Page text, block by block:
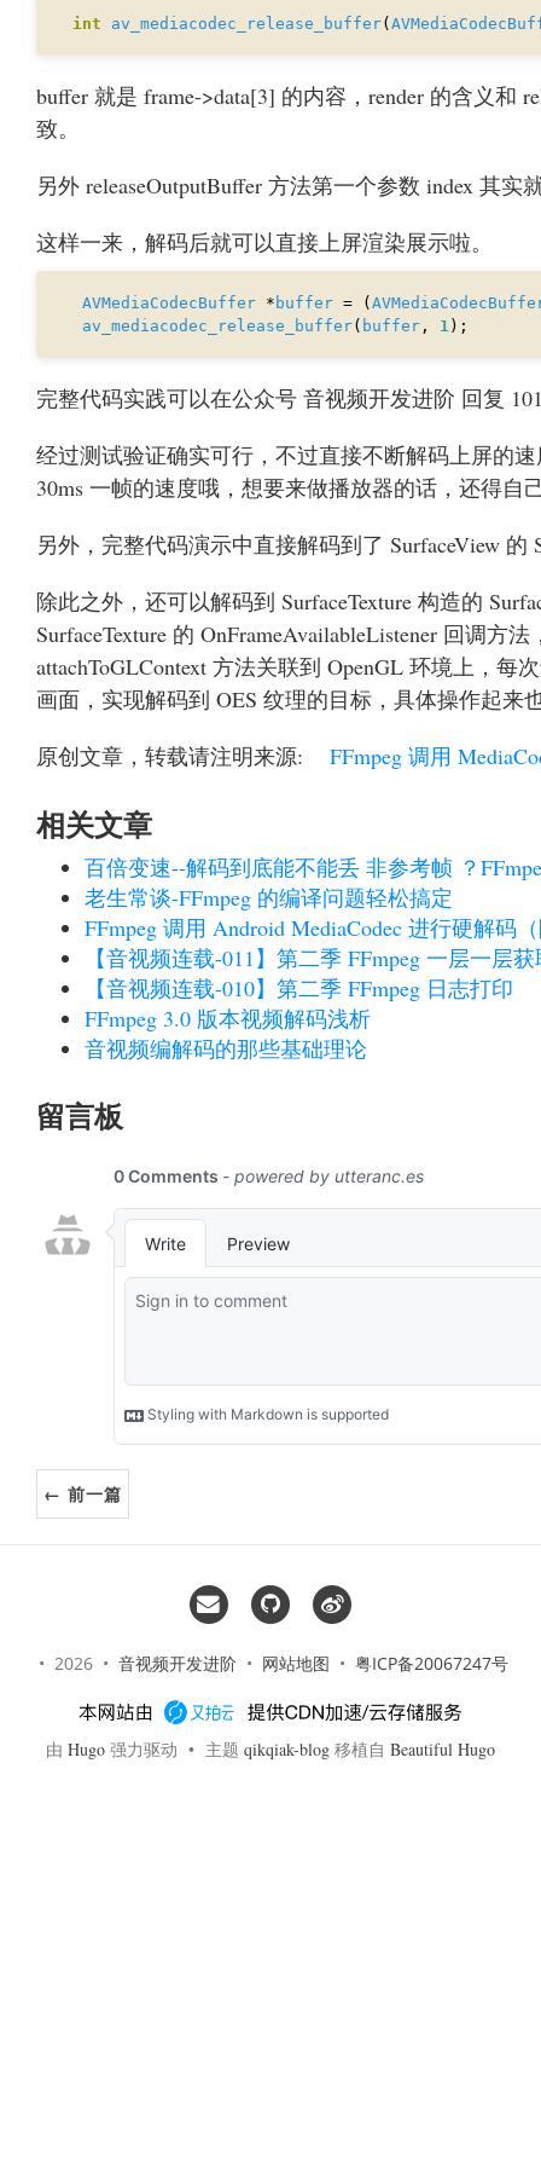
int av_mediacodec_release_buffer(
buffer 就是 frame->data[3] 的内容，render 的含义和
致。
另外 releaseOutputBuffer 方法第一个参数 index 其
这样一来，解码后就可以直接上屏渲染展示啦。
AVMediaCodecBuffer * buffer = (
av_mediacodec_release_buffer( buffer , 1
完整代码实践可以在公众号 音视频开发进阶 回复
经过测试验证确实可行，不过直接不断解码上屏的
30ms 一帧的速度哦，想要来做播放器的话，还得自
另外，完整代码演示中直接解码到了 SurfaceView 的
除此之外，还可以解码到 SurfaceTexture 构造的
SurfaceTexture 的 OnFrameAvailableListener 回调方
attachToGLContext 方法关联到 OpenGL 环境上，每
画面，实现解码到 OES 纹理的目标，具体操作起来
原创文章，转载请注明来源: FFmpeg 调用
相关文章
百倍变速--解码到底能不能丢 非参考帧 ？
老生常谈-FFmpeg 的编译问题轻松搞定
FFmpeg 调用 Android MediaCodec 进行硬解码
【音视频连载-011】第二季 FFmpeg 一层一层
【音视频连载-010】第二季 FFmpeg 日志打印
FFmpeg 3.0 版本视频解码浅析
音视频编解码的那些基础理论
留言板
← 前一篇
• 2026 • 音视频开发进阶• 网站地图 • 粤ICP备20067247号
由 Hugo 强力驱动 • 主题 qikqiak-blog 移植自 Beautiful Hugo